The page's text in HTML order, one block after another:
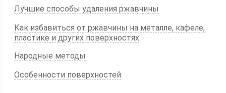
Лучшие способы удаления ржавчины
Как избавиться от ржавчины на металле, кафеле,
пластике и других поверхностях
Народные методы
Особенности поверхностей